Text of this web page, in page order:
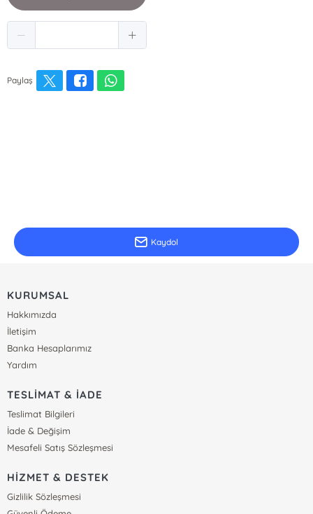
Paylaş
Kaydol
KURUMSAL
Hakkımızda
İletişim
Banka Hesaplarımız
Yardım
TESLİMAT & İADE
Teslimat Bilgileri
İade & Değişim
Mesafeli Satış Sözleşmesi
HİZMET & DESTEK
Gizlilik Sözleşmesi